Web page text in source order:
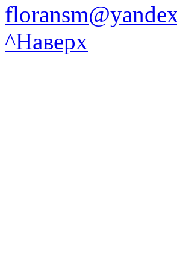
^Наверх